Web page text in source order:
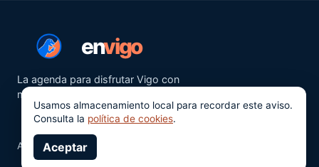
envigo
La agenda para disfrutar Vigo con
más ganas.
Aviso legalPrivacidad
Usamos almacenamiento local para recordar este aviso.
Consulta la política de cookies.
Aceptar